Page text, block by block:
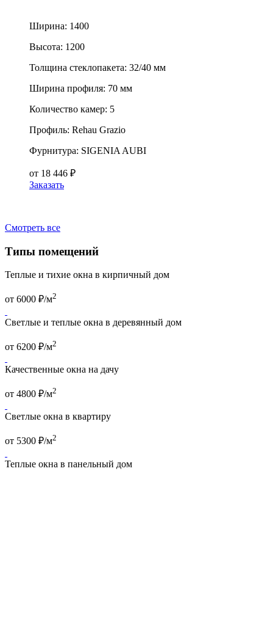
Ширина: 1400
Высота: 1200
Толщина стеклопакета: 32/40 мм
Ширина профиля: 70 мм
Количество камер: 5
Профиль: Rehau Grazio
Фурнитура: SIGENIA AUBI
от 18 446 ₽
Заказать
Смотреть все
Типы помещений
Теплые и тихие окна в кирпичный дом
от 6000 ₽/м2
Светлые и теплые окна в деревянный дом
от 6200 ₽/м2
Качественные окна на дачу
от 4800 ₽/м2
Светлые окна в квартиру
от 5300 ₽/м2
Теплые окна в панельный дом